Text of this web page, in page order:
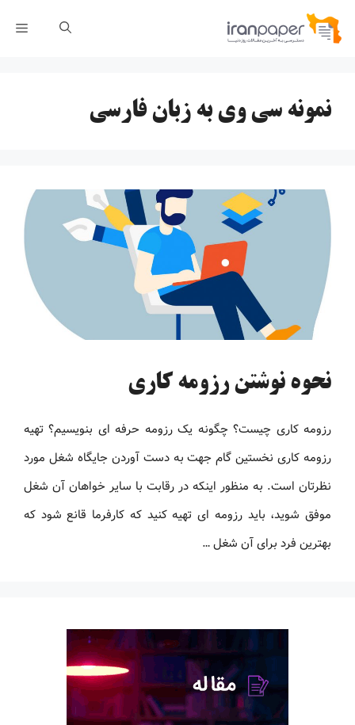
پرش
نمونه سی وی به زبان فارسی
نحوه نوشتن رزومه کاری
رزومه کاری چیست؟ چگونه یک رزومه حرفه ای بنویسیم؟ تهیه
رزومه کاری نخستین گام جهت به دست آوردن جایگاه شغل مورد
نظرتان است. به منظور اینکه در رقابت با سایر خواهان آن شغل
موفق شوید، باید رزومه ‌ای تهیه کنید که کارفرما قانع شود که
بهترین فرد برای آن شغل …